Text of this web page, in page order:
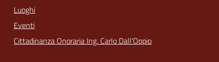
Luoghi
Eventi
Cittadinanza Onoraria Ing. Carlo Dall’Oppio